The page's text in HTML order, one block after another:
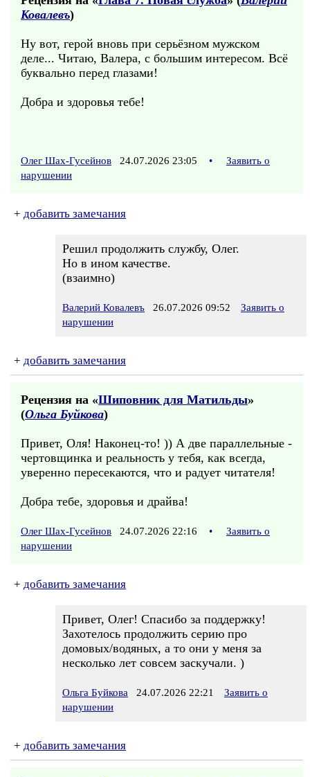
Ковалевъ)
Ну вот, герой вновь при серьёзном мужском
деле... Читаю, Валера, с большим интересом. Всё
буквально перед глазами!
Добра и здоровья тебе!
Олег Шах-Гусейнов 24.07.2026 23:05 •
Заявить о
нарушении
+ добавить замечания
Решил продолжить службу, Олег.
Но в ином качестве.
(взаимно)
Валерий Ковалевъ 26.07.2026 09:52
Заявить о
нарушении
+ добавить замечания
Рецензия на «Шиповник для Матильды»
(Ольга Буйкова)
Привет, Оля! Наконец-то! )) А две параллельные -
чертовщинка и реальность у тебя, как всегда,
уверенно пересекаются, что и радует читателя!
Добра тебе, здоровья и драйва!
Олег Шах-Гусейнов 24.07.2026 22:16 •
Заявить о
нарушении
+ добавить замечания
Привет, Олег! Спасибо за поддержку!
Захотелось продолжить серию про
домовых/водяных, а то они у меня за
несколько лет совсем заскучали. )
Ольга Буйкова 24.07.2026 22:21
Заявить о
нарушении
+ добавить замечания